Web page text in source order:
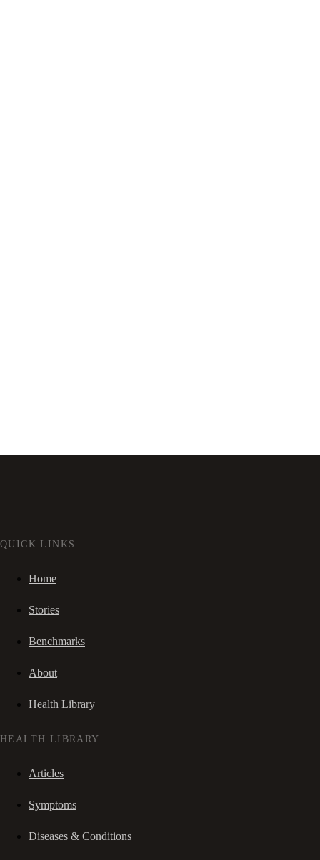
QUICK LINKS
Home
Stories
Benchmarks
About
Health Library
HEALTH LIBRARY
Articles
Symptoms
Diseases & Conditions